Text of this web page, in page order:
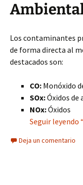
Los contaminantes
de forma directa al
destacados son:
CO: Monóxido
SOx:Óxidos de
NOx:Óxidos
Seguir leyendo
Deja un comentario